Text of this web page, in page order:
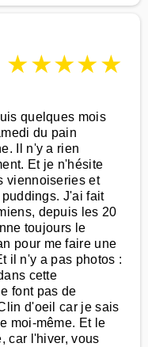
★★★★★
quelques mois
du pain
Il n'y a rien
Et je n'hésite
viennoiseries et
J'ai fait
depuis les 20
toujours le
pour me faire une
il n'y a pas photos :
cette
font pas de
d'oeil car je sais
moi-même. Et le
car l'hiver, vous